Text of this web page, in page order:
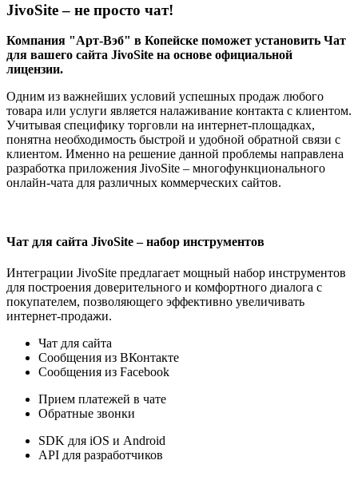
JivoSite – не просто чат!
Компания "Арт-Вэб" в Копейске поможет установить Чат
для вашего сайта JivoSite на основе официальной
лицензии.
Одним из важнейших условий успешных продаж любого
товара или услуги является налаживание контакта с клиентом.
Учитывая специфику торговли на интернет-площадках,
понятна необходимость быстрой и удобной обратной связи с
клиентом. Именно на решение данной проблемы направлена
разработка приложения JivoSite – многофункционального
онлайн-чата для различных коммерческих сайтов.
Чат для сайта JivoSite – набор инструментов
Интеграции JivoSite предлагает мощный набор инструментов
для построения доверительного и комфортного диалога с
покупателем, позволяющего эффективно увеличивать
интернет-продажи.
Чат для сайта
Сообщения из ВКонтакте
Сообщения из Facebook
Прием платежей в чате
Обратные звонки
SDK для iOS и Android
API для разработчиков